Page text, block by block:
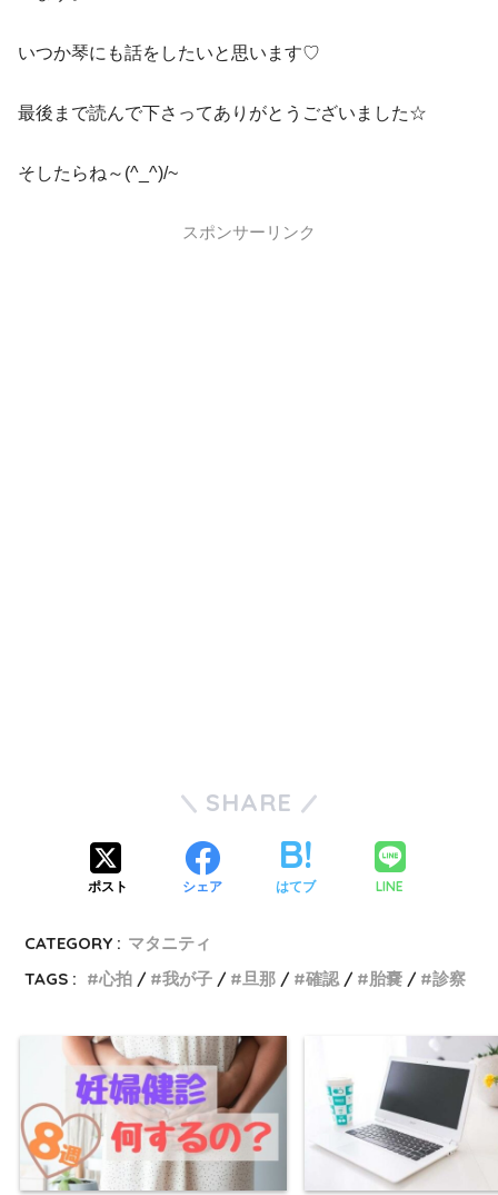
いつか琴にも話をしたいと思います♡
最後まで読んで下さってありがとうございました☆
そしたらね～(^_^)/~
スポンサーリンク
SHARE
ポスト シェア はてブ LINE
CATEGORY : マタニティ
TAGS :
心拍 我が子 旦那 確認 胎嚢 診察